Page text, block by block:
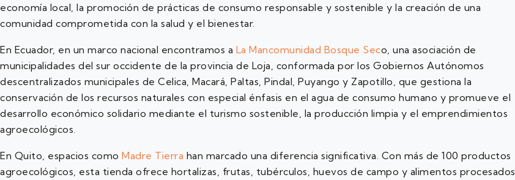
economía local, la promoción de prácticas de consumo responsable y sostenible y la creación de una
comunidad comprometida con la salud y el bienestar.
En Ecuador, en un marco nacional encontramos a La Mancomunidad Bosque Seco, una asociación de
municipalidades del sur occidente de la provincia de Loja, conformada por los Gobiernos Autónomos
descentralizados municipales de Celica, Macará, Paltas, Pindal, Puyango y Zapotillo, que gestiona la
conservación de los recursos naturales con especial énfasis en el agua de consumo humano y promueve el
desarrollo económico solidario mediante el turismo sostenible, la producción limpia y el emprendimientos
agroecológicos.
En Quito, espacios como Madre Tierra han marcado una diferencia significativa. Con más de 100 productos
agroecológicos, esta tienda ofrece hortalizas, frutas, tubérculos, huevos de campo y alimentos procesados